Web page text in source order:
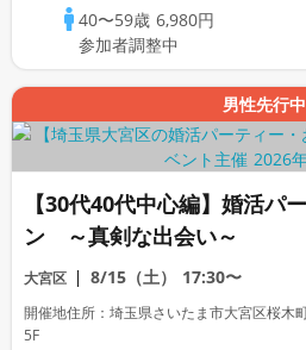
40〜59歳 6,980円
参加者調整中
男性先行
【30代40代中心編】婚活パ
ン ～真剣な出会い～
大宮区 8/15（土） 17:30〜
開催地住所：埼玉県さいたま市大宮区桜木
5F